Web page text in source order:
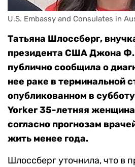
U.S. Embassy and Consulates in
Татьяна Шлоссберг,
президента США Джона Ф.
публично сообщила о
нее раке в терминальной
опубликованном в
Yorker 35-летняя женщина
согласно прогнозам
жить менее года.
Шлоссберг уточнила, что в